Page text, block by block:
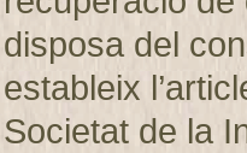
disposa del
estableix
Societat de la